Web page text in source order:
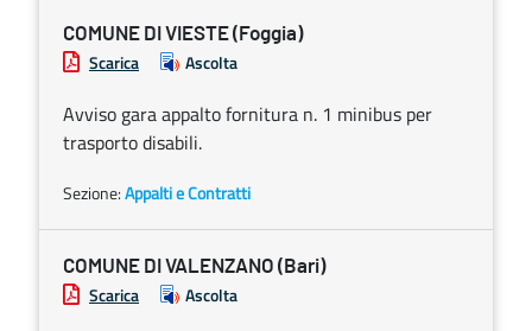
COMUNE DI VIESTE (Foggia)
Scarica Ascolta
Avviso gara appalto fornitura n. 1 minibus per
trasporto disabili.
Sezione:Appalti e Contratti
COMUNE DI VALENZANO (Bari)
Scarica Ascolta